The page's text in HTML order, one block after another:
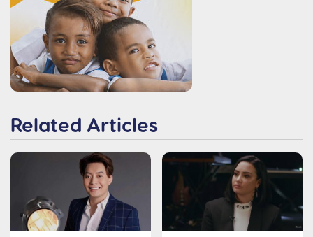
Related Articles